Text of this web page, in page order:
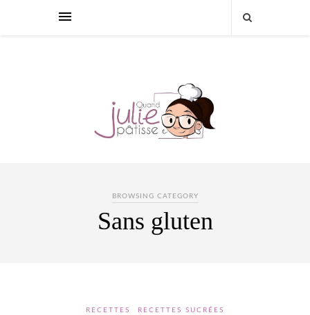
BROWSING CATEGORY
Sans gluten
RECETTES RECETTES SUCRÉES